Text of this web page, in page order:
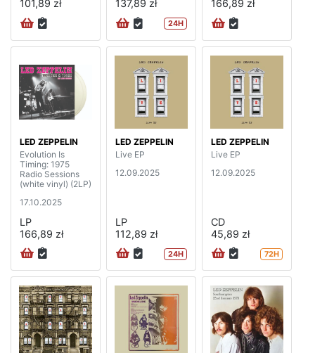
101,89 zł 137,89 zł
24H
166,89 zł
LED ZEPPELIN
Evolution Is
Timing: 1975
Radio Sessions
(white vinyl) (2LP)
17.10.2025
LP
166,89 zł
LED ZEPPELIN
Live EP
12.09.2025
LP
112,89 zł
24H
LED ZEPPELIN
Live EP
12.09.2025
CD
45,89 zł
72H